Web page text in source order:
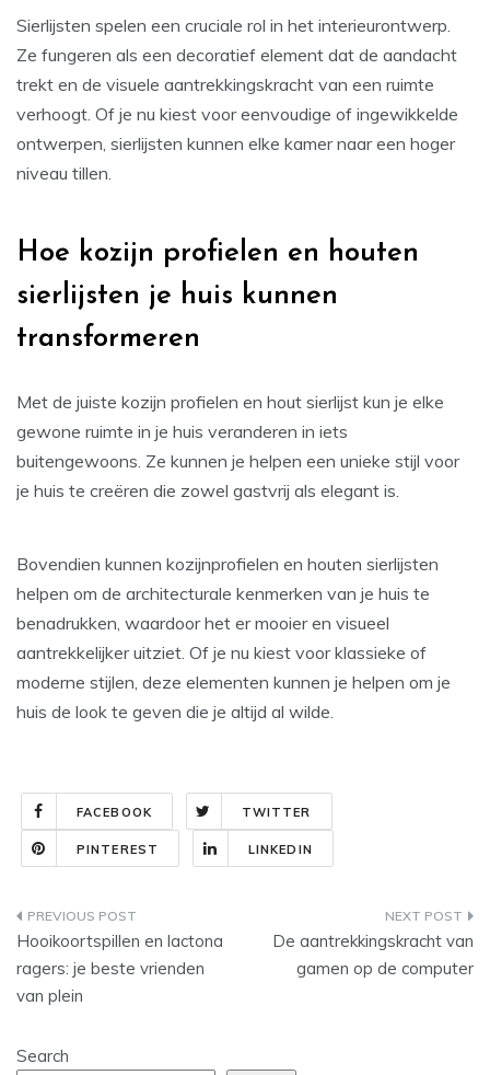
Sierlijsten spelen een cruciale rol in het interieurontwerp.
Ze fungeren als een decoratief element dat de aandacht
trekt en de visuele aantrekkingskracht van een ruimte
verhoogt. Of je nu kiest voor eenvoudige of ingewikkelde
ontwerpen, sierlijsten kunnen elke kamer naar een hoger
niveau tillen.
Hoe kozijn profielen en houten
sierlijsten je huis kunnen
transformeren
Met de juiste kozijn profielen en hout sierlijst kun je elke
gewone ruimte in je huis veranderen in iets
buitengewoons. Ze kunnen je helpen een unieke stijl voor
je huis te creëren die zowel gastvrij als elegant is.
Bovendien kunnen kozijnprofielen en houten sierlijsten
helpen om de architecturale kenmerken van je huis te
benadrukken, waardoor het er mooier en visueel
aantrekkelijker uitziet. Of je nu kiest voor klassieke of
moderne stijlen, deze elementen kunnen je helpen om je
huis de look te geven die je altijd al wilde.
FACEBOOK TWITTER
PINTEREST LINKEDIN
Post
navigation
Hooikoortspillen en lactona
ragers: je beste vrienden
van plein
De aantrekkingskracht van
gamen op de computer
Search